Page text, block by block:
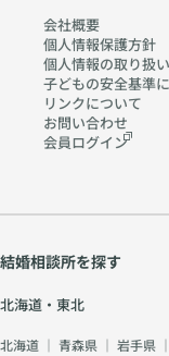
会社概要
個人情報保護方針
個人情報の取り扱
子どもの安全基準
リンクについて
お問い合わせ
会員ログイン
結婚相談所を探す
北海道・東北
北海道 ｜ 青森県 ｜ 岩手県 ｜